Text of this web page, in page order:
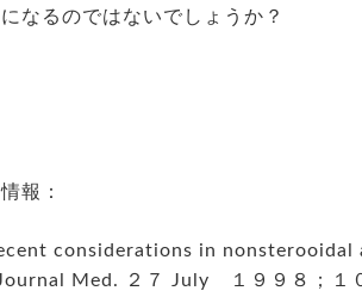
なるのではないでしょうか？
報：
considerations in
Med. ２７ July １９９８；１